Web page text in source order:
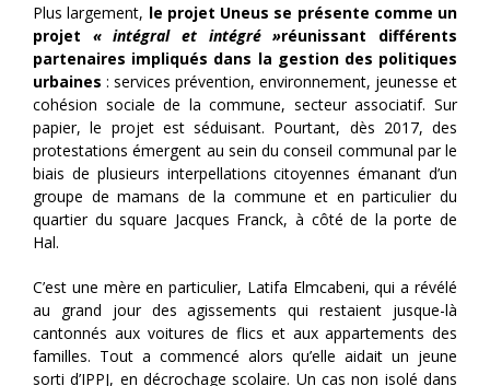
Plus largement, le projet Uneus se présente comme un
projet « intégral et intégré »réunissant différents
partenaires impliqués dans la gestion des politiques
urbaines : services prévention, environnement, jeunesse et
cohésion sociale de la commune, secteur associatif. Sur
papier, le projet est séduisant. Pourtant, dès 2017, des
protestations émergent au sein du conseil communal par le
biais de plusieurs interpellations citoyennes émanant d’un
groupe de mamans de la commune et en particulier du
quartier du square Jacques Franck, à côté de la porte de
Hal.
C’est une mère en particulier, Latifa Elmcabeni, qui a révélé
au grand jour des agissements qui restaient jusque-là
cantonnés aux voitures de flics et aux appartements des
familles. Tout a commencé alors qu’elle aidait un jeune
sorti d’IPPJ, en décrochage scolaire. Un cas non isolé dans